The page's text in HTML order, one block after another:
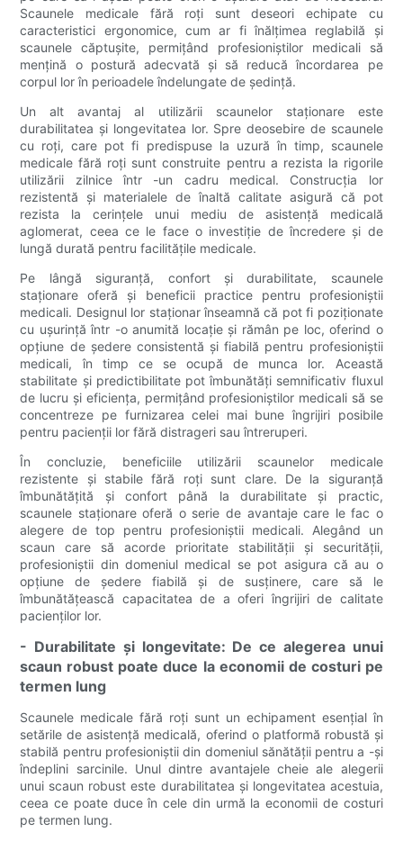
Scaunele medicale fără roți sunt deseori echipate cu
caracteristici ergonomice, cum ar fi înălțimea reglabilă și
scaunele căptușite, permițând profesioniștilor medicali să
mențină o postură adecvată și să reducă încordarea pe
corpul lor în perioadele îndelungate de ședință.
Un alt avantaj al utilizării scaunelor staționare este
durabilitatea și longevitatea lor. Spre deosebire de scaunele
cu roți, care pot fi predispuse la uzură în timp, scaunele
medicale fără roți sunt construite pentru a rezista la rigorile
utilizării zilnice într -un cadru medical. Construcția lor
rezistentă și materialele de înaltă calitate asigură că pot
rezista la cerințele unui mediu de asistență medicală
aglomerat, ceea ce le face o investiție de încredere și de
lungă durată pentru facilitățile medicale.
Pe lângă siguranță, confort și durabilitate, scaunele
staționare oferă și beneficii practice pentru profesioniștii
medicali. Designul lor staționar înseamnă că pot fi poziționate
cu ușurință într -o anumită locație și rămân pe loc, oferind o
opțiune de ședere consistentă și fiabilă pentru profesioniștii
medicali, în timp ce se ocupă de munca lor. Această
stabilitate și predictibilitate pot îmbunătăți semnificativ fluxul
de lucru și eficiența, permițând profesioniștilor medicali să se
concentreze pe furnizarea celei mai bune îngrijiri posibile
pentru pacienții lor fără distrageri sau întreruperi.
În concluzie, beneficiile utilizării scaunelor medicale
rezistente și stabile fără roți sunt clare. De la siguranță
îmbunătățită și confort până la durabilitate și practic,
scaunele staționare oferă o serie de avantaje care le fac o
alegere de top pentru profesioniștii medicali. Alegând un
scaun care să acorde prioritate stabilității și securității,
profesioniștii din domeniul medical se pot asigura că au o
opțiune de ședere fiabilă și de susținere, care să le
îmbunătățească capacitatea de a oferi îngrijiri de calitate
pacienților lor.
- Durabilitate și longevitate: De ce alegerea unui
scaun robust poate duce la economii de costuri pe
termen lung
Scaunele medicale fără roți sunt un echipament esențial în
setările de asistență medicală, oferind o platformă robustă și
stabilă pentru profesioniștii din domeniul sănătății pentru a -și
îndeplini sarcinile. Unul dintre avantajele cheie ale alegerii
unui scaun robust este durabilitatea și longevitatea acestuia,
ceea ce poate duce în cele din urmă la economii de costuri
pe termen lung.